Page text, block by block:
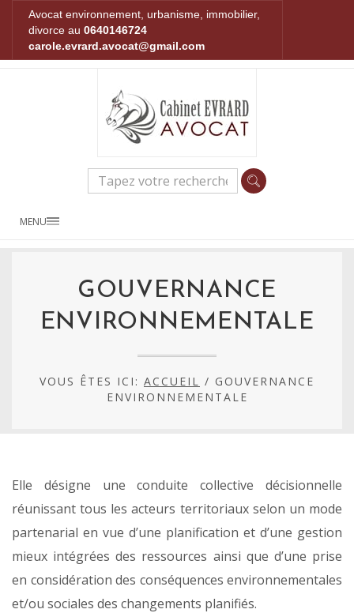
Avocat environnement, urbanisme, immobilier,
divorce au 0640146724
carole.evrard.avocat@gmail.com
MENU
GOUVERNANCE
ENVIRONNEMENTALE
VOUS ÊTES ICI: ACCUEIL / GOUVERNANCE
ENVIRONNEMENTALE
Elle désigne une conduite collective décisionnelle
réunissant tous les acteurs territoriaux selon un mode
partenarial en vue d’une planification et d’une gestion
mieux intégrées des ressources ainsi que d’une prise
en considération des conséquences environnementales
et/ou sociales des changements planifiés.